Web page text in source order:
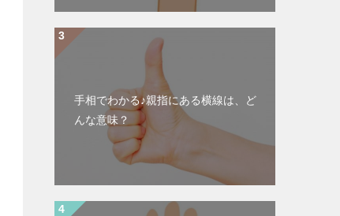
手相でわかる♪親指にある横線は、ど
んな意味？